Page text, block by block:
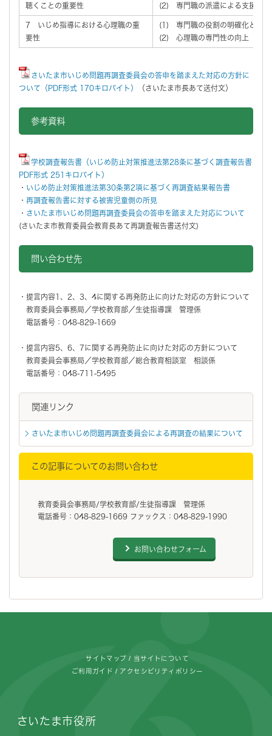
聴くことの重要性
(2) 専門職の派遣による支援の強
7 いじめ指導における心理職の重
要性
(1) 専門職の役割の明確化と学校
(2) 心理職の専門性の向上
さいたま市いじめ問題再調査委員会の答申を踏まえた対応の方針に
ついて（PDF形式 170キロバイト）
（さいたま市長あて送付文）
参考資料
学校調査報告書（いじめ防止対策推進法第28条に基づく調査報告書
PDF形式 251キロバイト）
・ いじめ防止対策推進法第30条第2項に基づく再調査結果報告書
・ 再調査報告書に対する被害児童側の所見
・ さいたま市いじめ問題再調査委員会の答申を踏まえた対応について
(さいたま市教育委員会教育長あて再調査報告書送付文)
問い合わせ先
・提言内容1、2、3、4に関する再発防止に向けた対応の方針について
教育委員会事務局／学校教育部／生徒指導課 管理係
電話番号：048-829-1669
・提言内容5、6、7に関する再発防止に向けた対応の方針について
教育委員会事務局／学校教育部／総合教育相談室 相談係
電話番号：048-711-5495
関連リンク
さいたま市いじめ問題再調査委員会による再調査の結果について
この記事についてのお問い合わせ
教育委員会事務局/学校教育部/生徒指導課 管理係
電話番号：048-829-1669 ファックス：048-829-1990
お問い合わせフォーム
サイトマップ 当サイトについて
ご利用ガイド アクセシビリティポリシー
さいたま市役所